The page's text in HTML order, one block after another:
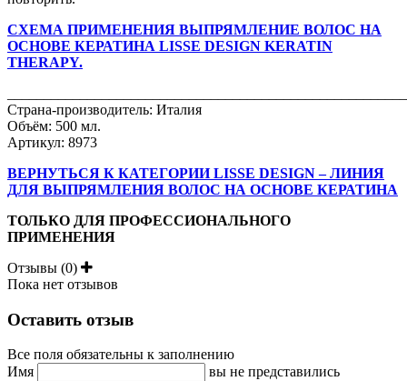
СХЕМА ПРИМЕНЕНИЯ ВЫПРЯМЛЕНИЕ ВОЛОС НА
ОСНОВЕ КЕРАТИНА LISSE DESIGN KERATIN
THERAPY.
Страна-производитель: Италия
Объём: 500 мл.
Артикул: 8973
ВЕРНУТЬСЯ К КАТЕГОРИИ LISSE DESIGN – ЛИНИЯ
ДЛЯ ВЫПРЯМЛЕНИЯ ВОЛОС НА ОСНОВЕ КЕРАТИНА
ТОЛЬКО ДЛЯ ПРОФЕССИОНАЛЬНОГО
ПРИМЕНЕНИЯ
Отзывы (0)
Пока нет отзывов
Оставить отзыв
Все поля обязательны к заполнению
Имя
вы не представились